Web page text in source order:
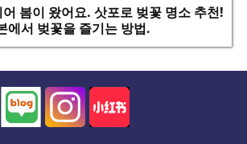
봄이 왔어요. 삿포로 벚꽃 명소 추천!
에서 벚꽃을 즐기는 방법.